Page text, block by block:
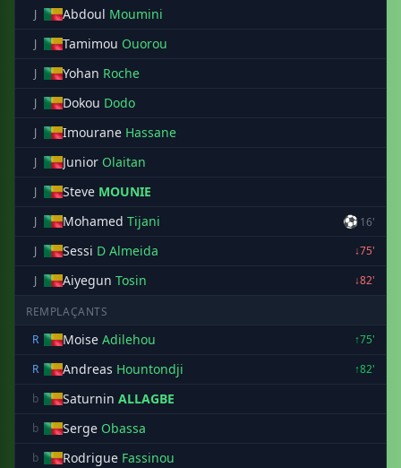
J
Abdoul Moumini
J Tamimou Ouorou
J Yohan Roche
J Dokou Dodo
J Imourane Hassane
J Junior Olaitan
J Steve MOUNIE
J Mohamed Tijani ⚽ 16'
J
Sessi D Almeida
↓75'
J
Aiyegun Tosin ↓82'
REMPLAÇANTS
R
Moise Adilehou
↑75'
R
Andreas Hountondji
↑82'
b
Saturnin ALLAGBE
b Serge Obassa
b Rodrigue Fassinou